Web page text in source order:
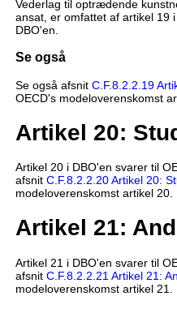
Vederlag til optrædende
ansat, er omfattet af artikel 19
DBO'en.
Se også
Se også afsnit C.F.8.2.2.19
OECD's modeloverenskomst
Artikel 20:
Artikel 20 i DBO'en svarer til
afsnit C.F.8.2.2.20 Artikel 20:
modeloverenskomst artikel 20.
Artikel 21:
Artikel 21 i DBO'en svarer til
afsnit C.F.8.2.2.21 Artikel 21:
modeloverenskomst artikel 21.